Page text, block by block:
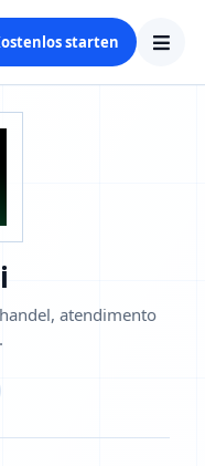
starten
atendimento